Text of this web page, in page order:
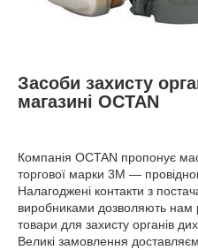
Засоби захисту
магазині OCTAN
Компанія OCTAN пропонує
торгової марки 3М —
Налагоджені контакти з
виробниками дозволяють нам
товари для захисту органів
Великі замовлення